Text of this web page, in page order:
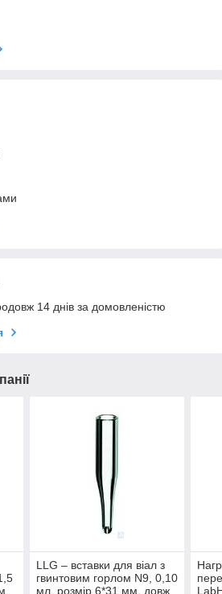
14 днів за домовленістю
LLG – вставки для віал з
гвинтовим горлом N9, 0,10
мл, розмір 6*31 мм, довж